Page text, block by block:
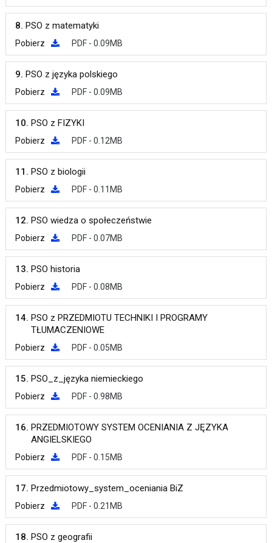
8. PSO z matematyki
Pobierz PDF - 0.09MB
9. PSO z języka polskiego
Pobierz PDF - 0.09MB
10. PSO z FIZYKI
Pobierz PDF - 0.12MB
11. PSO z biologii
Pobierz PDF - 0.11MB
12. PSO wiedza o społeczeństwie
Pobierz PDF - 0.07MB
13. PSO historia
Pobierz PDF - 0.08MB
14. PSO z PRZEDMIOTU TECHNIKI I PROGRAMY
TŁUMACZENIOWE
Pobierz PDF - 0.05MB
15. PSO_z_języka niemieckiego
Pobierz PDF - 0.98MB
16. PRZEDMIOTOWY SYSTEM OCENIANIA Z JĘZYKA
ANGIELSKIEGO
Pobierz PDF - 0.15MB
17. Przedmiotowy_system_oceniania BiZ
Pobierz PDF - 0.21MB
18. PSO z geografii